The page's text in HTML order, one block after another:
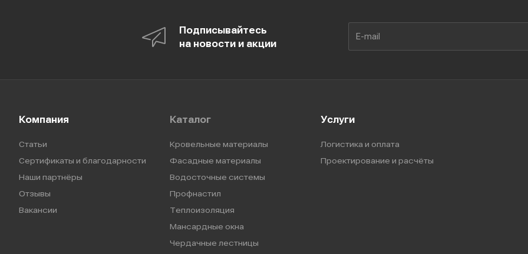
Подписывайтесь
на новости и акции
Компания
Статьи
Сертификаты и благодарности
Наши партнёры
Отзывы
Вакансии
Каталог
Кровельные материалы
Фасадные материалы
Водосточные системы
Профнастил
Теплоизоляция
Мансардные окна
Чердачные лестницы
Услуги
Логистика и оплата
Проектирование и расчёты